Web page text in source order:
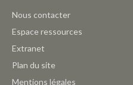
Pied
de
page
-
Nous contacter
Espace ressources
Extranet
Plan du site
Mentions légales